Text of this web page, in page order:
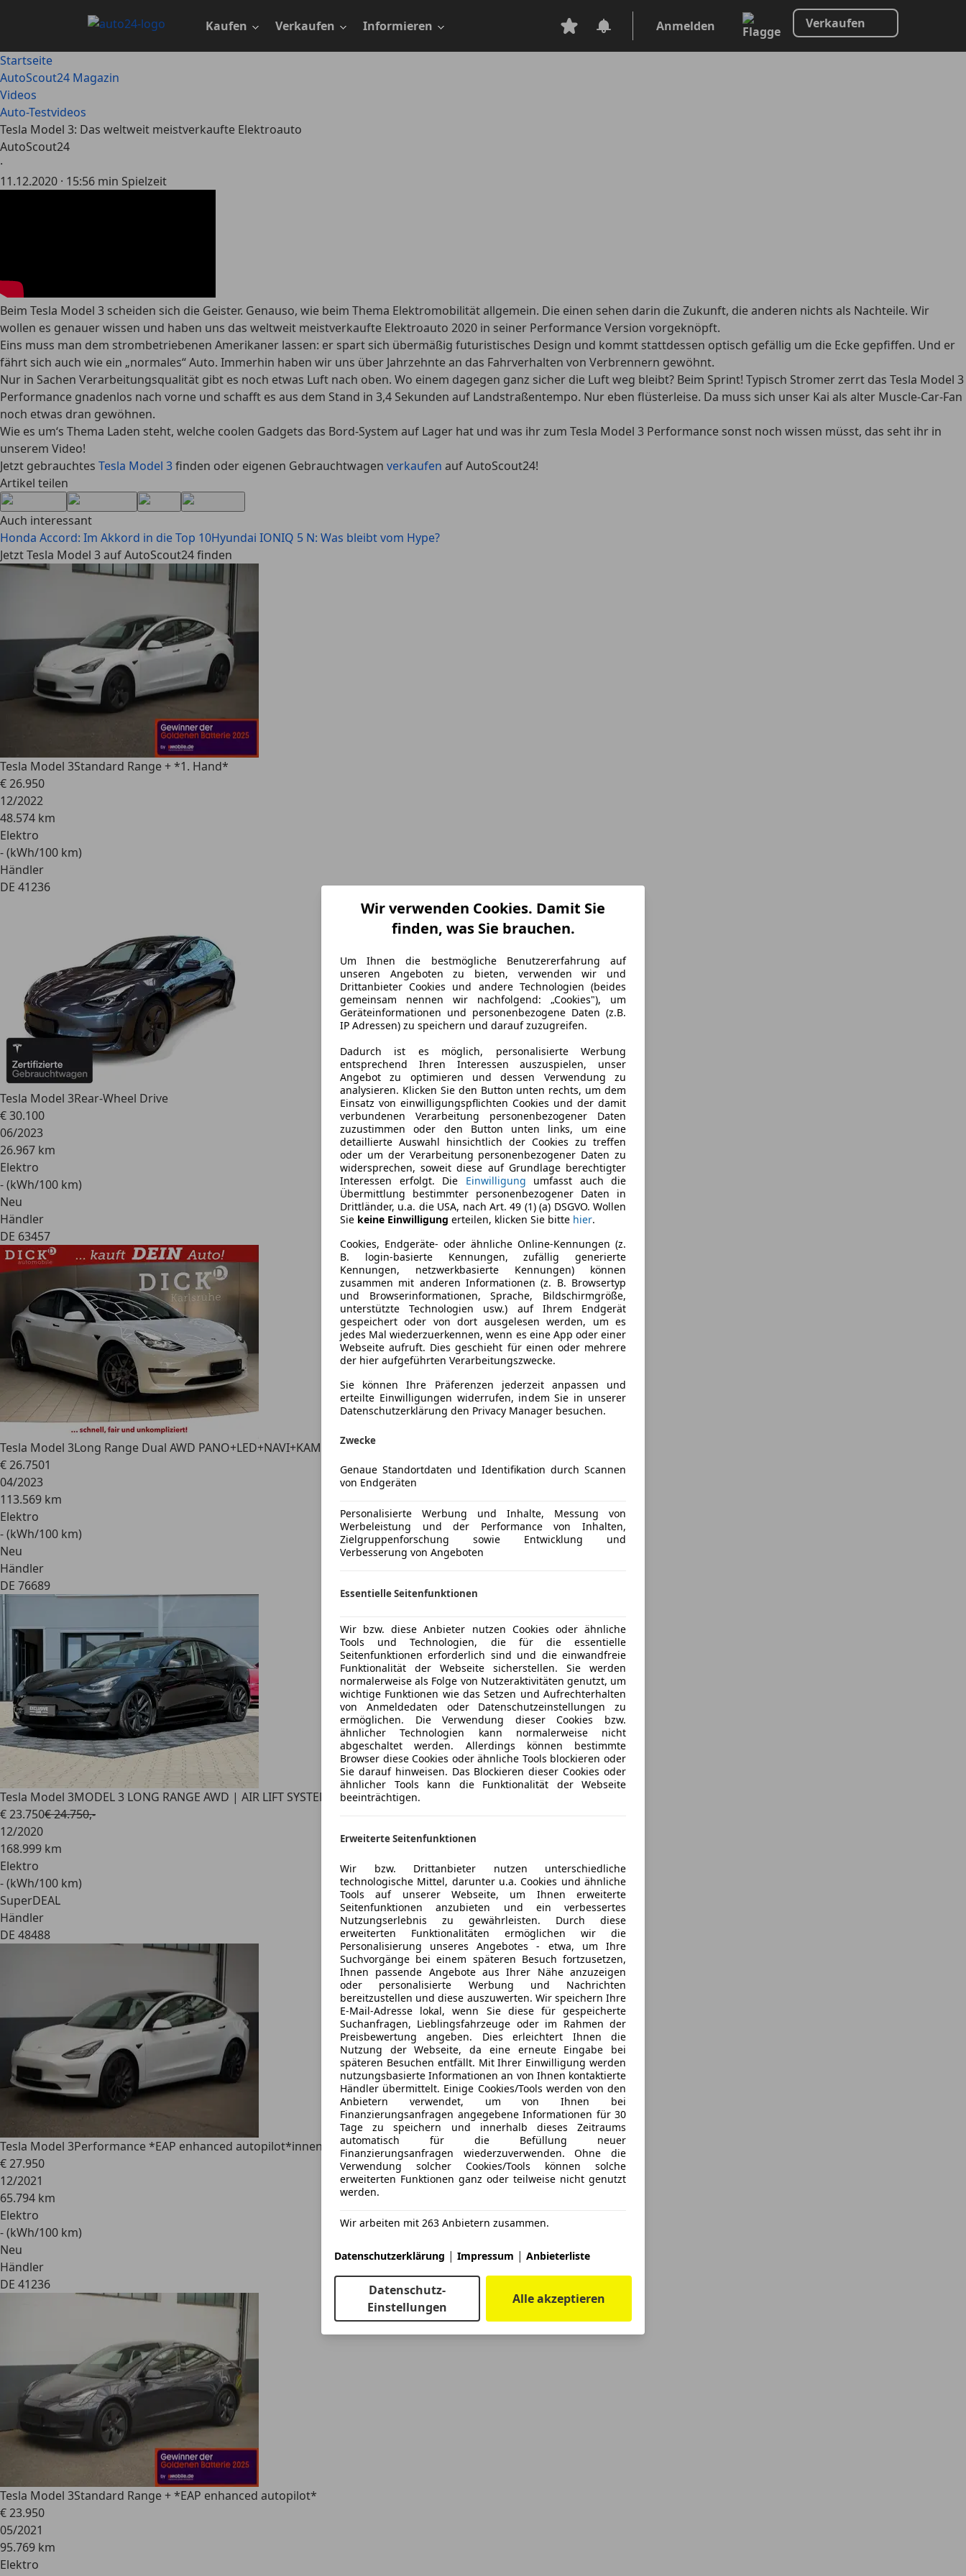
Kaufen Verkaufen Informieren Anmelden Verkaufen
Wir verwenden Cookies. Damit Sie
finden, was Sie brauchen.
Um Ihnen die bestmögliche Benutzererfahrung auf
unseren Angeboten zu bieten, verwenden wir und
Drittanbieter Cookies und andere Technologien (beides
gemeinsam nennen wir nachfolgend: „Cookies"), um
Geräteinformationen und personenbezogene Daten (z.B.
IP Adressen) zu speichern und darauf zuzugreifen.
Dadurch ist es möglich, personalisierte Werbung
entsprechend Ihren Interessen auszuspielen, unser
Angebot zu optimieren und dessen Verwendung zu
analysieren. Klicken Sie den Button unten rechts, um dem
Einsatz von einwilligungspflichten Cookies und der damit
verbundenen Verarbeitung personenbezogener Daten
zuzustimmen oder den Button unten links, um eine
detaillierte Auswahl hinsichtlich der Cookies zu treffen
oder um der Verarbeitung personenbezogener Daten zu
widersprechen, soweit diese auf Grundlage berechtigter
Interessen erfolgt. Die Einwilligung umfasst auch die
Übermittlung bestimmter personenbezogener Daten in
Drittländer, u.a. die USA, nach Art. 49 (1) (a) DSGVO. Wollen
Sie keine Einwilligung erteilen, klicken Sie bitte hier.
Cookies, Endgeräte- oder ähnliche Online-Kennungen (z.
B. login-basierte Kennungen, zufällig generierte
Kennungen, netzwerkbasierte Kennungen) können
zusammen mit anderen Informationen (z. B. Browsertyp
und Browserinformationen, Sprache, Bildschirmgröße,
unterstützte Technologien usw.) auf Ihrem Endgerät
gespeichert oder von dort ausgelesen werden, um es
jedes Mal wiederzuerkennen, wenn es eine App oder einer
Webseite aufruft. Dies geschieht für einen oder mehrere
der hier aufgeführten Verarbeitungszwecke.
Sie können Ihre Präferenzen jederzeit anpassen und
erteilte Einwilligungen widerrufen, indem Sie in unserer
Datenschutzerklärung den Privacy Manager besuchen.
Zwecke
Genaue Standortdaten und Identifikation durch Scannen
von Endgeräten
Personalisierte Werbung und Inhalte, Messung von
Werbeleistung und der Performance von Inhalten,
Zielgruppenforschung sowie Entwicklung und
Verbesserung von Angeboten
Essentielle Seitenfunktionen
Wir bzw. diese Anbieter nutzen Cookies oder ähnliche
Tools und Technologien, die für die essentielle
Seitenfunktionen erforderlich sind und die einwandfreie
Funktionalität der Webseite sicherstellen. Sie werden
normalerweise als Folge von Nutzeraktivitäten genutzt, um
wichtige Funktionen wie das Setzen und Aufrechterhalten
von Anmeldedaten oder Datenschutzeinstellungen zu
ermöglichen. Die Verwendung dieser Cookies bzw.
ähnlicher Technologien kann normalerweise nicht
abgeschaltet werden. Allerdings können bestimmte
Browser diese Cookies oder ähnliche Tools blockieren oder
Sie darauf hinweisen. Das Blockieren dieser Cookies oder
ähnlicher Tools kann die Funktionalität der Webseite
beeinträchtigen.
Erweiterte Seitenfunktionen
Wir bzw. Drittanbieter nutzen unterschiedliche
technologische Mittel, darunter u.a. Cookies und ähnliche
Tools auf unserer Webseite, um Ihnen erweiterte
Seitenfunktionen anzubieten und ein verbessertes
Nutzungserlebnis zu gewährleisten. Durch diese
erweiterten Funktionalitäten ermöglichen wir die
Personalisierung unseres Angebotes - etwa, um Ihre
Suchvorgänge bei einem späteren Besuch fortzusetzen,
Ihnen passende Angebote aus Ihrer Nähe anzuzeigen
oder personalisierte Werbung und Nachrichten
bereitzustellen und diese auszuwerten. Wir speichern Ihre
E-Mail-Adresse lokal, wenn Sie diese für gespeicherte
Suchanfragen, Lieblingsfahrzeuge oder im Rahmen der
Preisbewertung angeben. Dies erleichtert Ihnen die
Nutzung der Webseite, da eine erneute Eingabe bei
späteren Besuchen entfällt. Mit Ihrer Einwilligung werden
nutzungsbasierte Informationen an von Ihnen kontaktierte
Händler übermittelt. Einige Cookies/Tools werden von den
Anbietern verwendet, um von Ihnen bei
Finanzierungsanfragen angegebene Informationen für 30
Tage zu speichern und innerhalb dieses Zeitraums
automatisch für die Befüllung neuer
Finanzierungsanfragen wiederzuverwenden. Ohne die
Verwendung solcher Cookies/Tools können solche
erweiterten Funktionen ganz oder teilweise nicht genutzt
werden.
Wir arbeiten mit 263 Anbietern zusammen.
Datenschutzerklärung | Impressum | Anbieterliste
Datenschutz-
Einstellungen
Alle akzeptieren
Startseite
AutoScout24 Magazin
Videos
Auto-Testvideos
Tesla Model 3: Das weltweit meistverkaufte Elektroauto
AutoScout24
·
11.12.2020 · 15:56 min Spielzeit
Beim Tesla Model 3 scheiden sich die Geister. Genauso, wie beim Thema Elektromobilität allgemein. Die einen sehen darin die Zukunft, die anderen nichts als Nachteile. Wir
wollen es genauer wissen und haben uns das weltweit meistverkaufte Elektroauto 2020 in seiner Performance Version vorgeknöpft.
Eins muss man dem strombetriebenen Amerikaner lassen: er spart sich übermäßig futuristisches Design und kommt stattdessen optisch gefällig um die Ecke gepfiffen. Und er
fährt sich auch wie ein „normales“ Auto. Immerhin haben wir uns über Jahrzehnte an das Fahrverhalten von Verbrennern gewöhnt.
Nur in Sachen Verarbeitungsqualität gibt es noch etwas Luft nach oben. Wo einem dagegen ganz sicher die Luft weg bleibt? Beim Sprint! Typisch Stromer zerrt das Tesla Model 3
Performance gnadenlos nach vorne und schafft es aus dem Stand in 3,4 Sekunden auf Landstraßentempo. Nur eben flüsterleise. Da muss sich unser Kai als alter Muscle-Car-Fan
noch etwas dran gewöhnen.
Wie es um‘s Thema Laden steht, welche coolen Gadgets das Bord-System auf Lager hat und was ihr zum Tesla Model 3 Performance sonst noch wissen müsst, das seht ihr in
unserem Video!
Jetzt gebrauchtes Tesla Model 3finden oder eigenen Gebrauchtwagen verkaufen auf AutoScout24!
Artikel teilen
Auch interessant
Honda Accord: Im Akkord in die Top 10Hyundai IONIQ 5 N: Was bleibt vom Hype?
Jetzt Tesla Model 3 auf AutoScout24 finden
Tesla Model 3Standard Range + *1. Hand*
€ 26.950
12/2022
48.574 km
Elektro
- (kWh/100 km)
Händler
DE 41236
Tesla Model 3Rear-Wheel Drive
€ 30.100
06/2023
26.967 km
Elektro
- (kWh/100 km)
Neu
Händler
DE 63457
Tesla Model 3Long Range Dual AWD PANO+LED+NAVI+KAM+WP
€ 26.7501
04/2023
113.569 km
Elektro
- (kWh/100 km)
Neu
Händler
DE 76689
Tesla Model 3MODEL 3 LONG RANGE AWD | AIR LIFT SYSTEM |
€ 23.750€ 24.750,-
12/2020
168.999 km
Elektro
- (kWh/100 km)
SuperDEAL
Händler
DE 48488
Tesla Model 3Performance *EAP enhanced autopilot*innen weiß*
€ 27.950
12/2021
65.794 km
Elektro
- (kWh/100 km)
Neu
Händler
DE 41236
Tesla Model 3Standard Range + *EAP enhanced autopilot*
€ 23.950
05/2021
95.769 km
Elektro